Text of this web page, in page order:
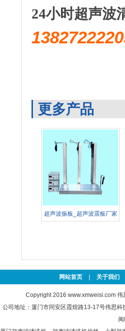
24小时超声波
更多产品
超声波振板_超声波震板厂家
网站首页 关于我们
Copyright 2016 www.xmweisi.com伟
公司地址：厦门市同安区霞煌路13-17号伟思